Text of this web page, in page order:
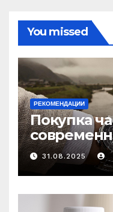
You missed
РЕКОМЕНДАЦИИ
Покупка
выбору
31.08.2025